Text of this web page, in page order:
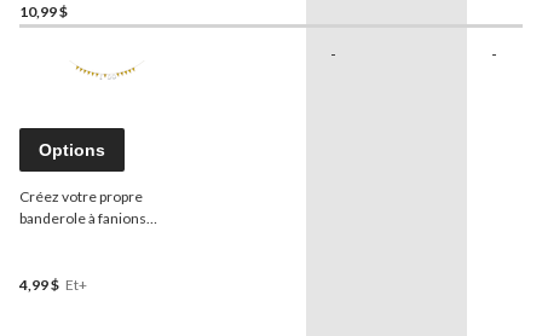
10,99 $
Options
Créez votre propre
banderole à fanions
prénatale, argent, 20 pi
4,99 $ Et+
- -